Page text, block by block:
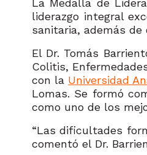
La Medalla de
liderazgo integral
sanitaria, además
El Dr. Tomás
Colitis,
con la Universidad
Lomas. Se formó
como uno de los
“Las dificultades
comentó el Dr.